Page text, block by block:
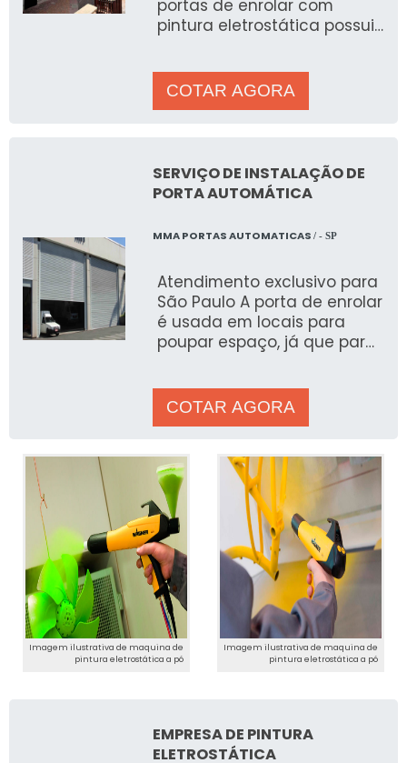
portas de enrolar com
pintura eletrostática possui
COTAR AGORA
SERVIÇO DE INSTALAÇÃO DE
PORTA AUTOMÁTICA
MMA PORTAS AUTOMATICAS / - SP
Atendimento exclusivo para
São Paulo A porta de enrolar
é usada em locais para
poupar espaço, já que para
COTAR AGORA
Imagem ilustrativa de maquina de
pintura eletrostática a pó
Imagem ilustrativa de maquina de
pintura eletrostática a pó
EMPRESA DE PINTURA
ELETROSTÁTICA